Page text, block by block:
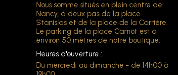
Nous somme situés en plein centre de
Nancy, à deux pas de la place
Stanislas et de la place de la Carrière.
Le parking de la place Carnot est à
environ 50 mètres de notre boutique.
Heures d'ouverture :
Du mercredi au dimanche - de 14h00 à